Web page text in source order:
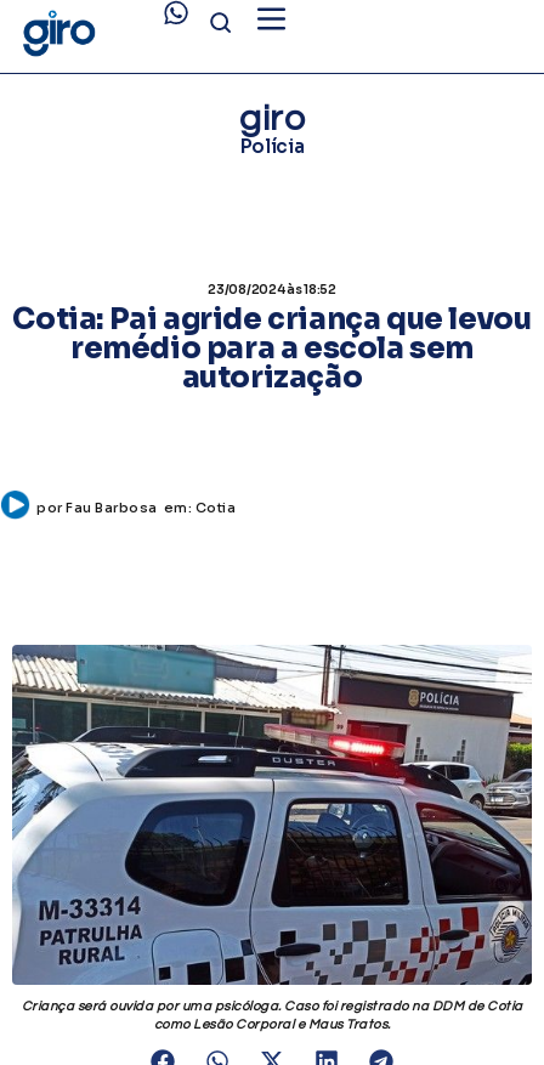
giro
Polícia
23/08/2024às 18:52
Cotia: Pai agride criança que levou
remédio para a escola sem
autorização
porFau Barbosa em: Cotia
Criança será ouvida por uma psicóloga. Caso foi registrado na DDM de Cotia
como Lesão Corporal e Maus Tratos.